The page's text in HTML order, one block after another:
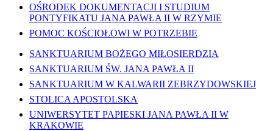
OŚRODEK DOKUMENTACJI I STUDIUM
PONTYFIKATU JANA PAWŁA II W RZYMIE
POMOC KOŚCIOŁOWI W POTRZEBIE
SANKTUARIUM BOŻEGO MIŁOSIERDZIA
SANKTUARIUM ŚW. JANA PAWŁA II
SANKTUARIUM W KALWARII ZEBRZYDOWSKIEJ
STOLICA APOSTOLSKA
UNIWERSYTET PAPIESKI JANA PAWŁA II W
KRAKOWIE